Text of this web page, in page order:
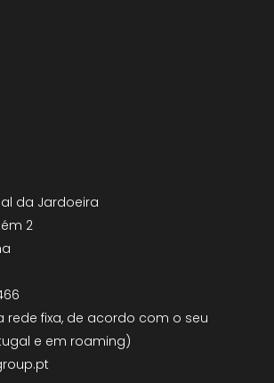
da Jardoeira
2
fixa, de acordo com o seu
e em roaming)